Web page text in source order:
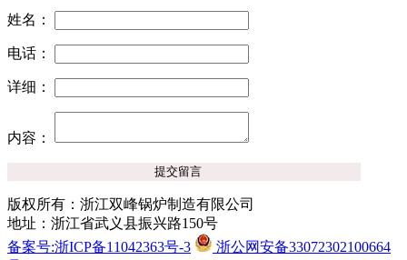
姓名：
电话：
详细：
内容：
版权所有：浙江双峰锅炉制造有限公司
地址：浙江省武义县振兴路150号
备案号:浙ICP备11042363号-3
浙公网安备33072302100664